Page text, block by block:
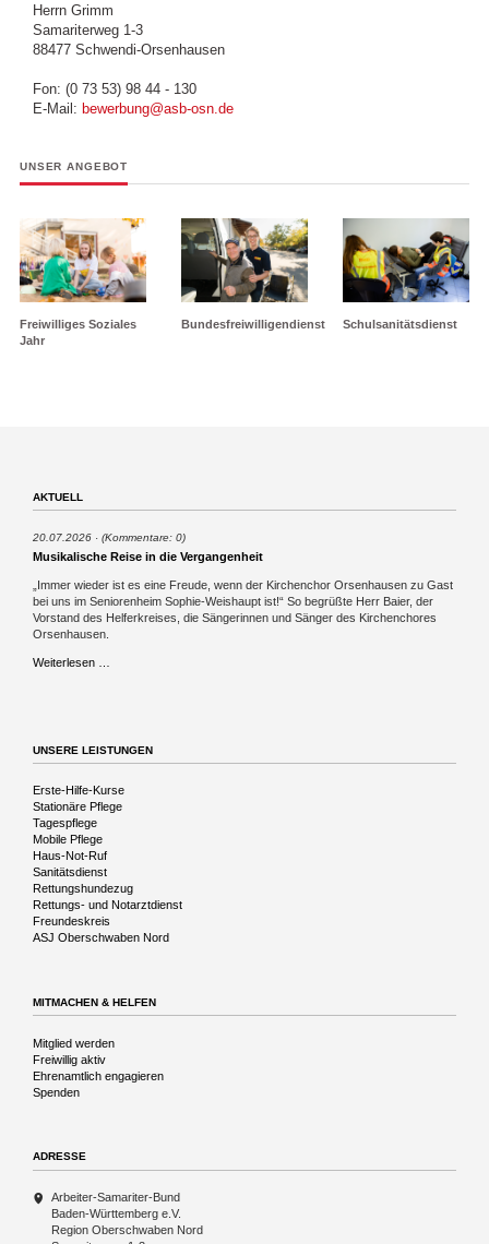
Herrn Grimm
Samariterweg 1-3
88477 Schwendi-Orsenhausen
Fon: (0 73 53) 98 44 - 130
E-Mail: bewerbung@asb-osn.de
UNSER ANGEBOT
Freiwilliges Soziales
Jahr
Bundesfreiwilligendienst Schulsanitätsdienst
AKTUELL
20.07.2026 (Kommentare: 0)
Musikalische Reise in die Vergangenheit
„Immer wieder ist es eine Freude, wenn der Kirchenchor Orsenhausen zu Gast
bei uns im Seniorenheim Sophie-Weishaupt ist!“ So begrüßte Herr Baier, der
Vorstand des Helferkreises, die Sängerinnen und Sänger des Kirchenchores
Orsenhausen.
Weiterlesen …
UNSERE LEISTUNGEN
Navigation
überspringen
Erste-Hilfe-Kurse
Stationäre Pflege
Tagespflege
Mobile Pflege
Haus-Not-Ruf
Sanitätsdienst
Rettungshundezug
Rettungs- und Notarztdienst
Freundeskreis
ASJ Oberschwaben Nord
MITMACHEN & HELFEN
Navigation
überspringen
Mitglied werden
Freiwillig aktiv
Ehrenamtlich engagieren
Spenden
ADRESSE
Arbeiter-Samariter-Bund
Baden-Württemberg e.V.
Region Oberschwaben Nord